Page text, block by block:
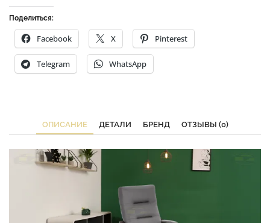
Поделиться:
Facebook X Pinterest
Telegram WhatsApp
ОПИСАНИЕ ДЕТАЛИ БРЕНД ОТЗЫВЫ (0)